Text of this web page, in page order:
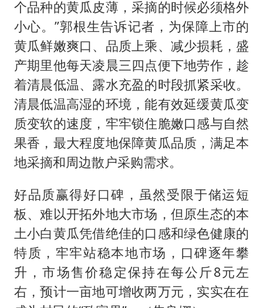
个品种的黄瓜皮薄，采摘的时候必须格外
小心。”郭根生告诉记者，为保障上市的
黄瓜鲜嫩爽口、品质上乘、减少损耗，盛
产期里他每天凌晨三四点便下地劳作，趁
着清晨低温、露水充盈的时段抓紧采收。
清晨低温高湿的环境，能有效延缓黄瓜变
质变软的速度，牢牢锁住脆嫩口感与自然
果香，最大程度地保障黄瓜品质，满足本
地采摘和周边散户采购需求。
好品质赢得好口碑，虽然受限于储运短
板、难以开拓外地大市场，但原生态的本
土小白黄瓜凭借绝佳的口感和绿色健康的
特质，牢牢站稳本地市场，口碑逐年攀
升，市场售价稳定保持在每公斤8元左
右，预计一亩地可增收两万元，实实在在